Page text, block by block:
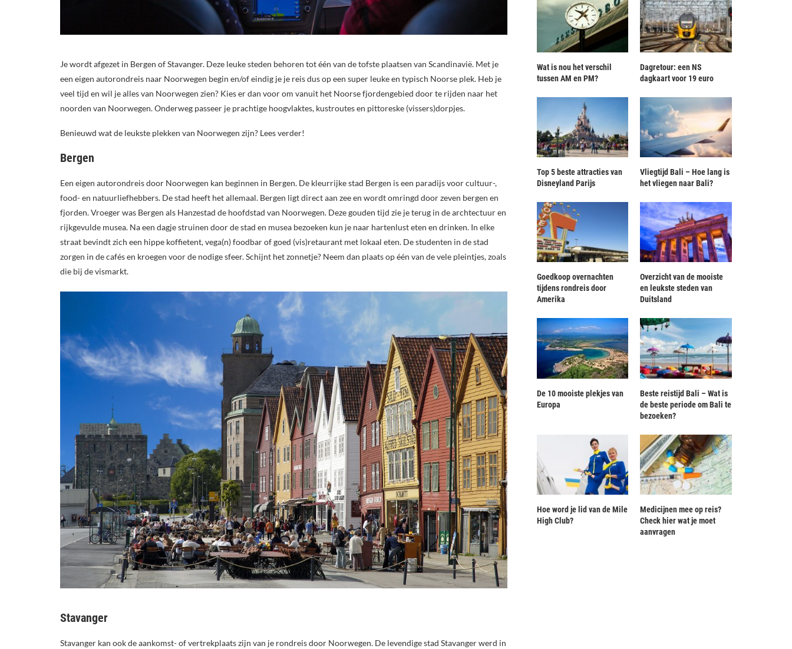
Je wordt afgezet in Bergen of Stavanger. Deze leuke steden behoren tot één van de tofste plaatsen van Scandinavië. Met je
een eigen autorondreis naar Noorwegen begin en/of eindig je je reis dus op een super leuke en typisch Noorse plek. Heb je
veel tijd en wil je alles van Noorwegen zien? Kies er dan voor om vanuit het Noorse fjordengebied door te rijden naar het
noorden van Noorwegen. Onderweg passeer je prachtige hoogvlaktes, kustroutes en pittoreske (vissers)dorpjes.
Benieuwd wat de leukste plekken van Noorwegen zijn? Lees verder!
Bergen
Een eigen autorondreis door Noorwegen kan beginnen in Bergen. De kleurrijke stad Bergen is een paradijs voor cultuur-,
food- en natuurliefhebbers. De stad heeft het allemaal. Bergen ligt direct aan zee en wordt omringd door zeven bergen en
fjorden. Vroeger was Bergen als Hanzestad de hoofdstad van Noorwegen. Deze gouden tijd zie je terug in de archtectuur en
rijkgevulde musea. Na een dagje struinen door de stad en musea bezoeken kun je naar hartenlust eten en drinken. In elke
straat bevindt zich een hippe koffietent, vega(n) foodbar of goed (vis)retaurant met lokaal eten. De studenten in de stad
zorgen in de cafés en kroegen voor de nodige sfeer. Schijnt het zonnetje? Neem dan plaats op één van de vele pleintjes, zoals
die bij de vismarkt.
Stavanger
Stavanger kan ook de aankomst- of vertrekplaats zijn van je rondreis door Noorwegen. De levendige stad Stavanger werd in
Wat is nou het verschil
tussen AM en PM?
Dagretour: een NS
dagkaart voor 19 euro
Top 5 beste attracties van
Disneyland Parijs
Vliegtijd Bali – Hoe lang is
het vliegen naar Bali?
Goedkoop overnachten
tijdens rondreis door
Amerika
Overzicht van de mooiste
en leukste steden van
Duitsland
De 10 mooiste plekjes van
Europa
Beste reistijd Bali – Wat is
de beste periode om Bali te
bezoeken?
Hoe word je lid van de Mile
High Club?
Medicijnen mee op reis?
Check hier wat je moet
aanvragen